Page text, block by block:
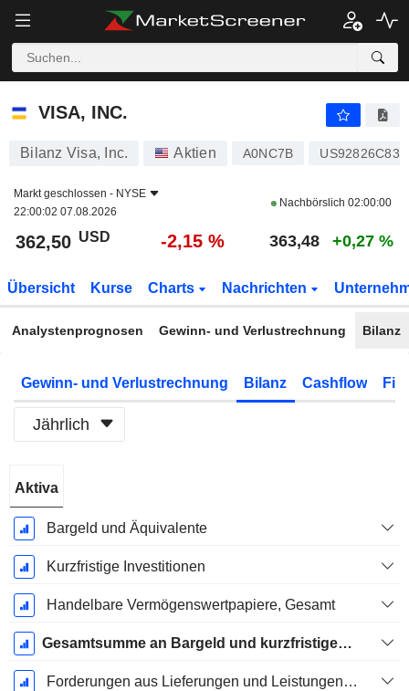
VISA, INC.
VISA, INC.
Bilanz Visa, Inc. Aktien A0NC7B
Markt geschlossen - NYSE
22:00:02 07.08.2026
Nachbörslich 02:00:00
362,50 USD -2,15 % 363,48 +0,27 %
Übersicht Kurse Charts Nachrichten
Analystenprognosen Gewinn- und Verlustrechnung Bilanz
Gewinn- und Verlustrechnung Bilanz Cashflow
Jährlich
Geschäftsjahres:
September
Aktiva
Bargeld und Äquivalente
Kurzfristige Investitionen
Handelbare Vermögenswertpapiere, Gesamt
Gesamtsumme an Bargeld und kurzfristigen Investitionen
Forderungen aus Lieferungen und Leistungen, Gesamt